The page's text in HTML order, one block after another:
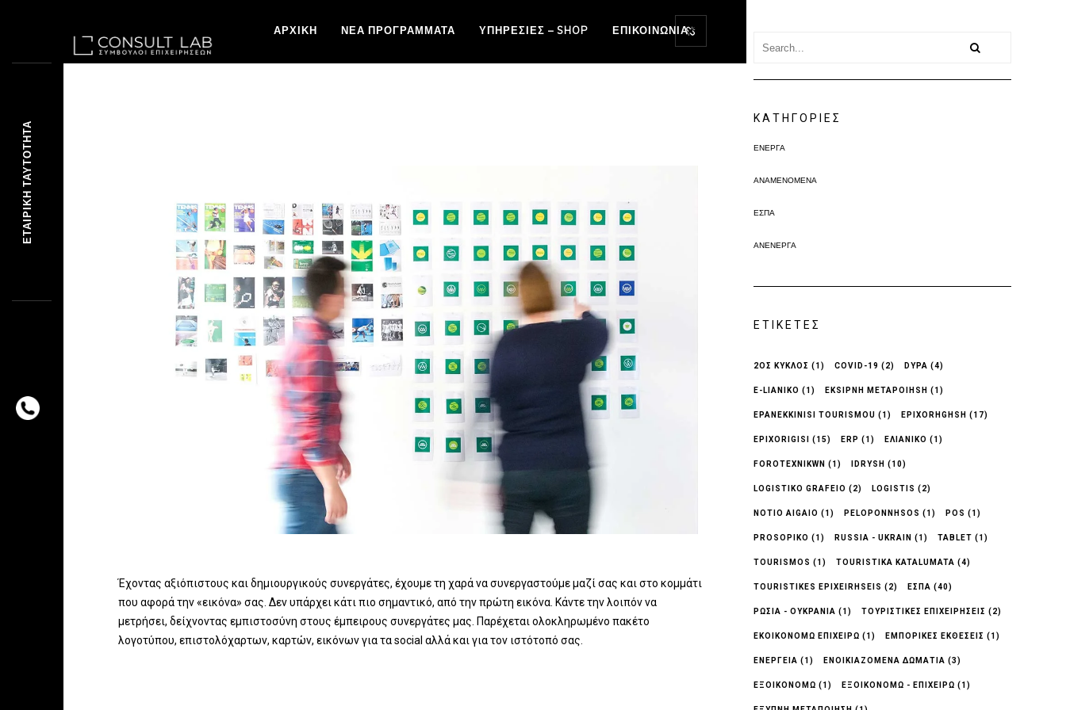
ΑΡΧΙΚΗ ΝΈΑ ΠΡΟΓΡΆΜΜΑΤΑ ΥΠΗΡΕΣΊΕΣ – SHOP ΕΠΙΚΟΙΝΩΝΊΑ
ΕΤΑΙΡΙΚΉ ΤΑΥΤΌΤΗΤΑ
Έχοντας αξιόπιστους και δημιουργικούς συνεργάτες, έχουμε τη χαρά να συνεργαστούμε μαζί σας και στο κομμάτι
που αφορά την «εικόνα» σας. Δεν υπάρχει κάτι πιο σημαντικό, από την πρώτη εικόνα. Κάντε την λοιπόν να
μετρήσει, δείχνοντας εμπιστοσύνη στους έμπειρους συνεργάτες μας. Παρέχεται ολοκληρωμένο πακέτο
λογοτύπου, επιστολόχαρτων, καρτών, εικόνων για τα social αλλά και για τον ιστότοπό σας.
KΑΤΗΓΟΡΊΕΣ
ΕΝΕΡΓΆ
ΑΝΑΜΕΝΌΜΕΝΑ
ΕΣΠΑ
ΑΝΕΝΕΡΓΆ
ΕΤΙΚΈΤΕΣ
2ΟΣ ΚΥΚΛΟΣ (1) COVID-19 (2) DYPA (4)
E-LIANIKO (1) EKSIPNH METAPOIHSH (1)
EPANEKKINISI TOURISMOU (1) EPIXORHGHSH (17)
EPIXORIGISI (15) ERP (1) EΛΙΑΝΙΚΟ (1)
FOROTEXNIKWN (1) IDRYSH (10)
LOGISTIKO GRAFEIO (2) LOGISTIS (2)
NOTIO AIGAIO (1) PELOPONNHSOS (1) POS (1)
PROSOPIKO (1) RUSSIA - UKRAIN (1) TABLET (1)
TOURISMOS (1) TOURISTIKA KATALUMATA (4)
TOURISTIKES EPIXEIRHSEIS (2) ΕΣΠΑ (40)
ΡΩΣΊΑ - ΟΥΚΡΑΝΊΑ (1) ΤΟΥΡΙΣΤΙΚΈΣ ΕΠΙΧΕΙΡΉΣΕΙΣ (2)
ΕΚΟΙΚΟΝΟΜΩ ΕΠΙΧΕΙΡΩ (1) ΕΜΠΟΡΙΚΈΣ ΕΚΘΈΣΕΙΣ (1)
ΕΝΈΡΓΕΙΑ (1) ΕΝΟΙΚΙΑΖΟΜΕΝΑ ΔΩΜΑΤΙΑ (3)
ΕΞΟΙΚΟΝΟΜΏ (1) ΕΞΟΙΚΟΝΟΜΏ - ΕΠΙΧΕΙΡΏ (1)
ΕΤΑΙΡΙΚΉ ΤΑΥΤΌΤΗΤΑ